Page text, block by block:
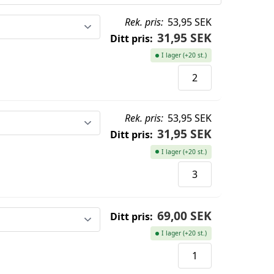
Rek. pris: 53,95 SEK
Ditt pris: 31,95 SEK
I lager (+20 st.)
Rek. pris: 53,95 SEK
Ditt pris: 31,95 SEK
I lager (+20 st.)
Ditt pris: 69,00 SEK
I lager (+20 st.)